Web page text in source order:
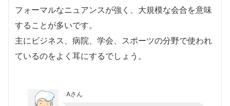
フォーマルなニュアンスが強く、大規模な会合を意味
することが多いです。
主にビジネス、病院、学会、スポーツの分野で使われ
ているのをよく耳にするでしょう。
Aさん